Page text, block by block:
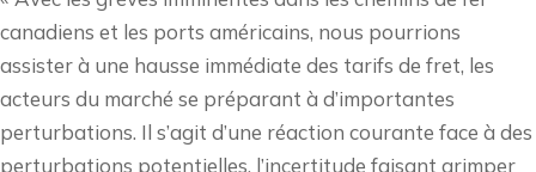
canadiens et les ports américains, nous pourrions
assister à une hausse immédiate des tarifs de fret, les
acteurs du marché se préparant à d’importantes
perturbations. Il s’agit d’une réaction courante face à des
perturbations potentielles, l’incertitude faisant grimper